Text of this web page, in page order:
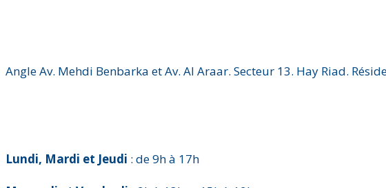
Angle Av. Mehdi Benbarka et Av. Al Araar. Secteur 13. Hay Riad.
Lundi, Mardi et Jeudi : de 9h à 17h